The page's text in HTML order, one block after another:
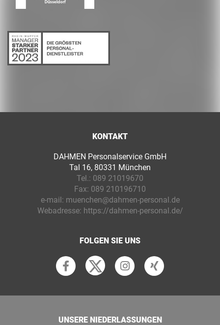
KONTAKT
DAHMEN Personalservice GmbH
Tal 16, 80331 München
Tel.: 089 21019670
Fax: 089 210196710
e-mail: muenchen@dahmen-personal.de
Webadresse: https://dahmen-personal.de/
FOLGEN SIE UNS
UNSERE NIEDERLASSUNGEN